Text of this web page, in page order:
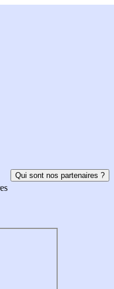
Qui sont nos partenaires ?